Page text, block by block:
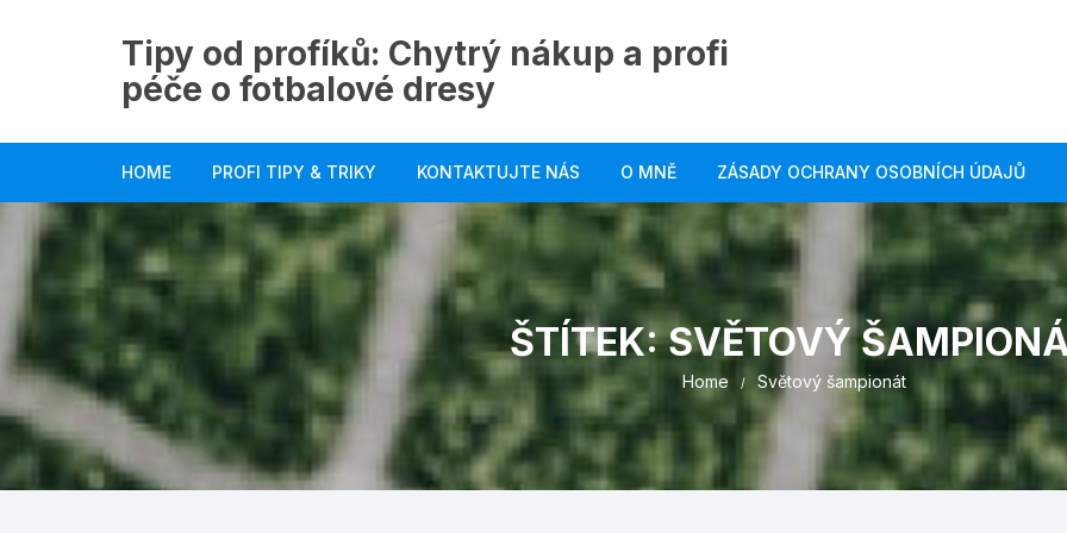
Tipy od profíků: Chytrý nákup a profi
péče o fotbalové dresy
HOME PROFI TIPY & TRIKY KONTAKTUJTE NÁS O MNĚ ZÁSADY OCHRANY OSOBNÍCH ÚDAJŮ
ŠTÍTEK:SVĚTOVÝ
Home Světový šampionát